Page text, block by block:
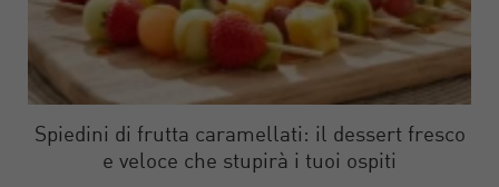
Spiedini di frutta caramellati: il dessert fresco
e veloce che stupirà i tuoi ospiti